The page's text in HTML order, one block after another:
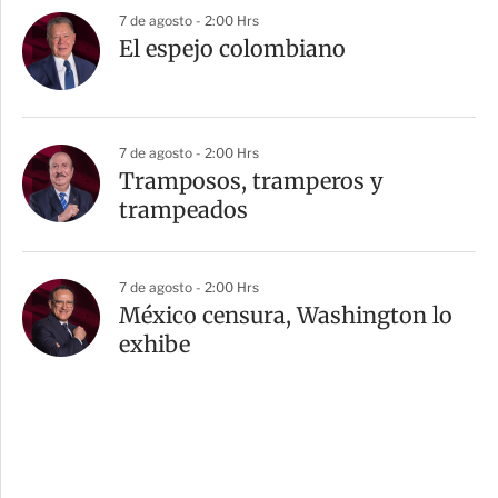
7 de agosto - 2:00 Hrs
El espejo colombiano
7 de agosto - 2:00 Hrs
Tramposos, tramperos y
trampeados
7 de agosto - 2:00 Hrs
México censura, Washington lo
exhibe